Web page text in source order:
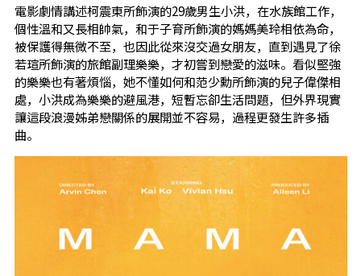
電影劇情講述柯震東所飾演的29歲男生小洪，在水族館工作，
個性溫和又長相帥氣，和于子育所飾演的媽媽美玲相依為命，
被保護得無微不至，也因此從來沒交過女朋友，直到遇見了徐
若瑄所飾演的旅館副理樂樂，才初嘗到戀愛的滋味。看似堅強
的樂樂也有著煩惱，她不懂如何和范少勳所飾演的兒子偉傑相
處，小洪成為樂樂的避風港，短暫忘卻生活問題，但外界現實
讓這段浪漫姊弟戀關係的展開並不容易，過程更發生許多插
曲。